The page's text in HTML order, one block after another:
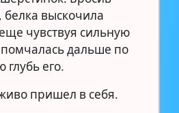
белка выскочила
чувствуя сильную
помчалась дальше по
его.
пришел в себя.